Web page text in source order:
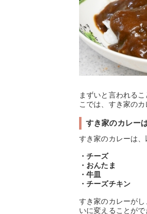
まずいと言われる
こでは、すき家の
すき家のカレー
すき家のカレーは
・チーズ
・おんたま
・牛皿
・チーズチキン
すき家のカレーが
いに変えることが